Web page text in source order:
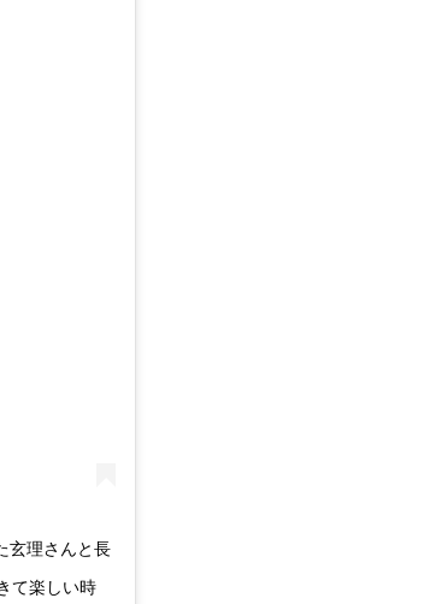
玄理さんと長
て楽しい時